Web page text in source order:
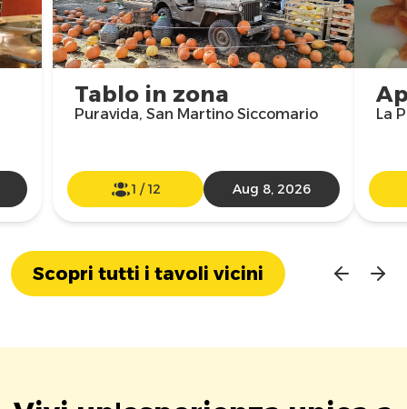
Tablo in zona
Puravida, San Martino Siccomario
1 /12 Aug 8, 2026
La
Scopri tutti i tavoli vicini